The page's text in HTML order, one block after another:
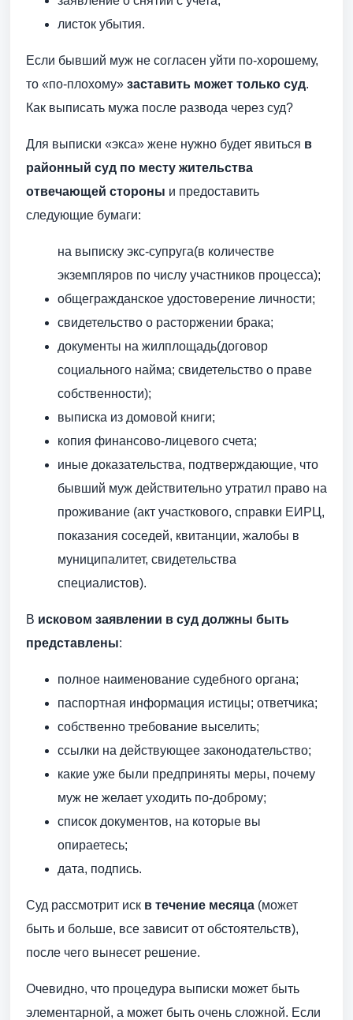
листок убытия.
Если бывший муж не согласен уйти по-хорошему,
то «по-плохому» заставить может только суд.
Как выписать мужа после развода через суд?
Для выписки «экса» жене нужно будет явиться в
районный суд по месту жительства
отвечающей стороны и предоставить
следующие бумаги:
на выписку экс-супруга(в количестве
экземпляров по числу участников процесса);
общегражданское удостоверение личности;
свидетельство о расторжении брака;
документы на жилплощадь(договор
социального найма; свидетельство о праве
собственности);
выписка из домовой книги;
копия финансово-лицевого счета;
иные доказательства, подтверждающие, что
бывший муж действительно утратил право на
проживание (акт участкового, справки ЕИРЦ,
показания соседей, квитанции, жалобы в
муниципалитет, свидетельства
специалистов).
В исковом заявлении в суд должны быть
представлены:
полное наименование судебного органа;
паспортная информация истицы; ответчика;
собственно требование выселить;
ссылки на действующее законодательство;
какие уже были предприняты меры, почему
муж не желает уходить по-доброму;
список документов, на которые вы
опираетесь;
дата, подпись.
Суд рассмотрит иск в течение месяца (может
быть и больше, все зависит от обстоятельств),
после чего вынесет решение.
Очевидно, что процедура выписки может быть
элементарной, а может быть очень сложной. Если